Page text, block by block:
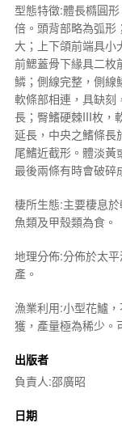
型態特徵:體長橢圓
倍。頭背部略為弧形
大；上下頜前端具小
前鰓蓋骨下緣具二枚
鱗；側線完整，側線
軟條部相連，具缺刻
長；臀鰭硬棘III枚，
延長，中央之鰭條長
尾鰭近截形。體淡黃
最後兩條有時會破碎
棲所生態:主要棲息
魚類及甲殼類為食。
地理分佈:分佈於太
產。
漁業利用:小型花鱸
獲，產量極為稀少。
出版者
負責人:邵廣昭
日期